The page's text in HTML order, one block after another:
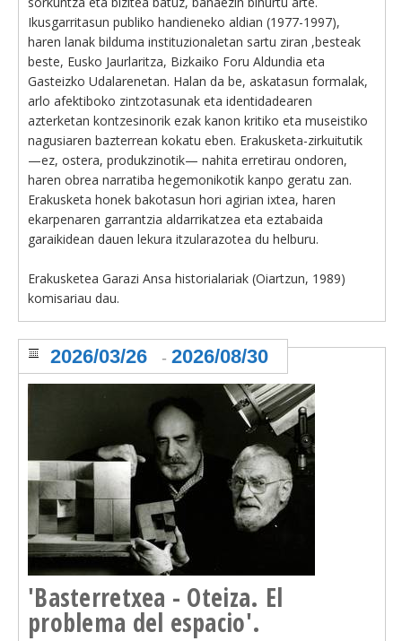
Ikusgarritasun publiko handieneko aldian (1977-1997),
haren lanak bilduma instituzionaletan sartu ziran ,besteak
beste, Eusko Jaurlaritza, Bizkaiko Foru Aldundia eta
Gasteizko Udalarenetan. Halan da be, askatasun formalak,
arlo afektiboko zintzotasunak eta identidadearen
azterketan kontzesinorik ezak kanon kritiko eta museistiko
nagusiaren bazterrean kokatu eben. Erakusketa-zirkuitutik
—ez, ostera, produkzinotik— nahita erretirau ondoren,
haren obrea narratiba hegemonikotik kanpo geratu zan.
Erakusketa honek bakotasun hori agirian ixtea, haren
ekarpenaren garrantzia aldarrikatzea eta eztabaida
garaikidean dauen lekura itzularazotea du helburu.
Erakusketea Garazi Ansa historialariak (Oiartzun, 1989)
komisariau dau.
'Basterretxea - Oteiza. El
problema del espacio'.
2026/03/26 - 2026/08/30